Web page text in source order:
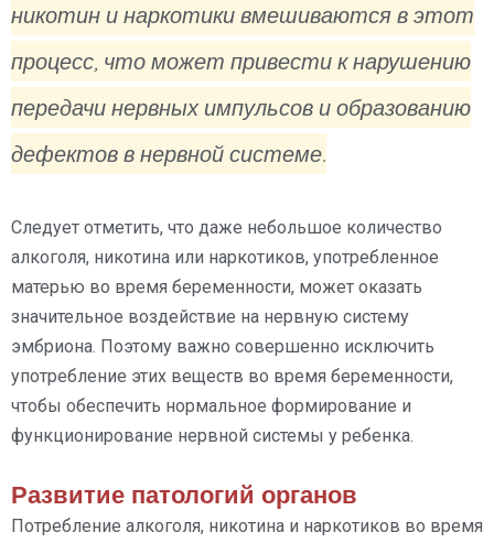
никотин и наркотики вмешиваются в этот
процесс, что может привести к нарушению
передачи нервных импульсов и образованию
дефектов в нервной системе.
Следует отметить, что даже небольшое количество
алкоголя, никотина или наркотиков, употребленное
матерью во время беременности, может оказать
значительное воздействие на нервную систему
эмбриона. Поэтому важно совершенно исключить
употребление этих веществ во время беременности,
чтобы обеспечить нормальное формирование и
функционирование нервной системы у ребенка.
Развитие патологий органов
Потребление алкоголя, никотина и наркотиков во время